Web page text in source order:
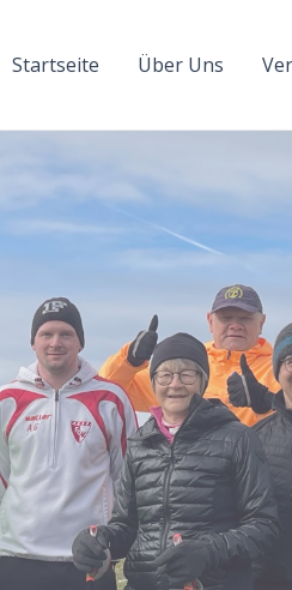
Startseite Über Uns